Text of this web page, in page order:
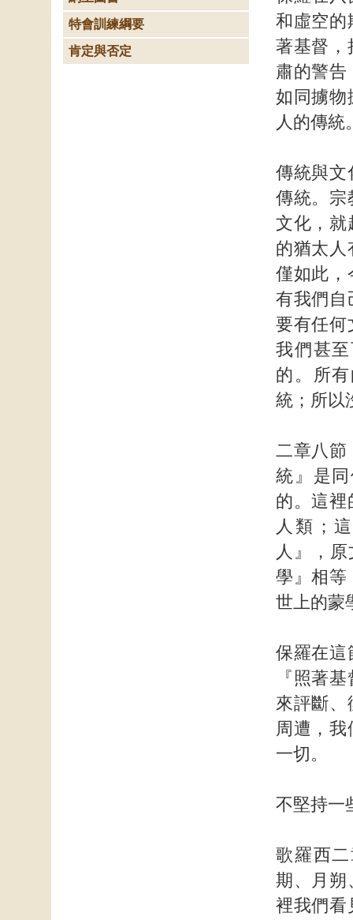
和虛空的
著基督，
肅的警告
如同擄物
人的傳統
傳統與文
傳統。宗
文化，就
的猶太人
僅如此，
有我們自
要有任何
我們甚
的。所
統；所以
二章八節
統』是
的。這裡
人類；
人』，
學』相等
世上的蒙
保羅在這
『照著
來評斷、
周遭，
一切。
不堅持一
歌羅西
期、月朔
裡我們看
特會訓練綱要
肯定與否定